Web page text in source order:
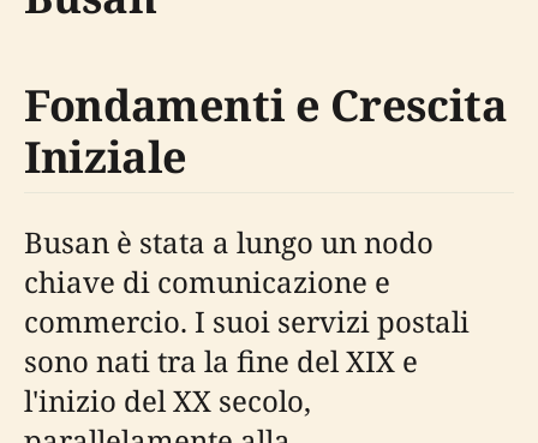
Fondamenti e Crescita
Iniziale
Busan è stata a lungo un nodo
chiave di comunicazione e
commercio. I suoi servizi postali
sono nati tra la fine del XIX e
l'inizio del XX secolo,